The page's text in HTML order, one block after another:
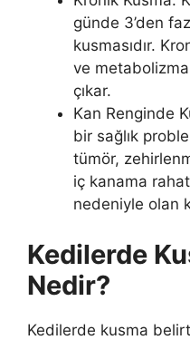
günde 3’den
kusmasıdır.
ve metabolizma
çıkar.
Kan Renginde
bir sağlık
tümör,
iç kanama
nedeniyle olan
Kedilerde
Nedir?
Kedilerde kusma